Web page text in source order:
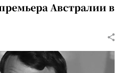
Австралии в